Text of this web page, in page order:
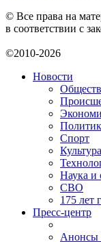
© Все права на
в соответствии с
©2010-2026
Новости
Спорт
Культура
Наука и
СВО
175 лет
Пресс-центр
Анонсы